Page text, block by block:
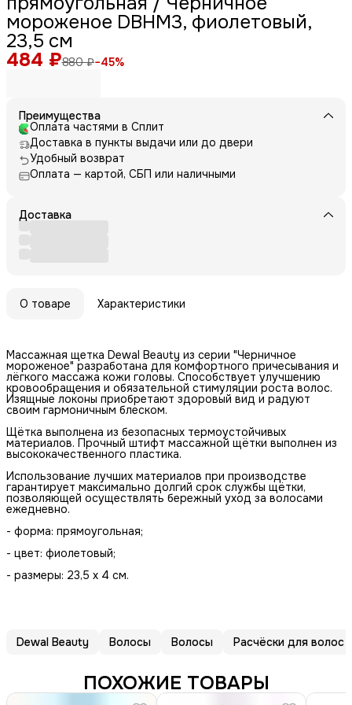
мороженое DBHM3, фиолетовый,
23,5 см
484 ₽880 ₽−45%
Преимущества
Оплата частями в Сплит
Доставка в пункты выдачи или до двери
Удобный возврат
Оплата — картой, СБП или наличными
Доставка
О товаре Характеристики
Массажная щетка Dewal Beauty из серии "Черничное
мороженое" разработана для комфортного причесывания и
лёгкого массажа кожи головы. Способствует улучшению
кровообращения и обязательной стимуляции роста волос.
Изящные локоны приобретают здоровый вид и радуют
своим гармоничным блеском.
Щётка выполнена из безопасных термоустойчивых
материалов. Прочный штифт массажной щётки выполнен из
высококачественного пластика.
Использование лучших материалов при производстве
гарантирует максимально долгий срок службы щётки,
позволяющей осуществлять бережный уход за волосами
ежедневно.
- форма: прямоугольная;
- цвет: фиолетовый;
- размеры: 23,5 х 4 см.
Dewal Beauty Волосы Волосы Расчёски для волос
ПОХОЖИЕ ТОВАРЫ